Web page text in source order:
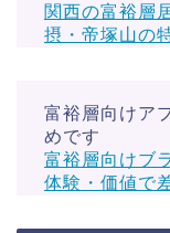
関西の富裕層
摂・帝塚山の
富裕層向けア
めです
富裕層向けブ
体験・価値で